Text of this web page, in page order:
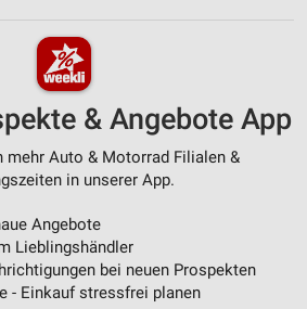
& Angebote App
mehr Auto & Motorrad Filialen &
in unserer App.
Angebote
Lieblingshändler
bei neuen Prospekten
- Einkauf stressfrei planen